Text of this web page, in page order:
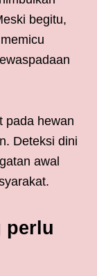
begitu,
pada hewan
Deteksi dini
awal
perlu